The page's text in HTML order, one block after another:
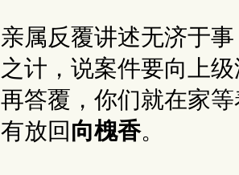
亲属反覆讲述无济于
之计，说案件要向上
再答覆，你们就在家
有放回 向槐香。